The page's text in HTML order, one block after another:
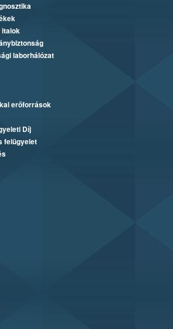
italok
laborhálózat
erőforrások
Díj
felügyelet